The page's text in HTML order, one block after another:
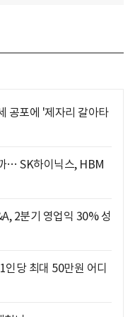
공포에 '제자리 갈아타
… SK하이닉스, HBM
2분기 영업익 30% 성
당 최대 50만원 어디